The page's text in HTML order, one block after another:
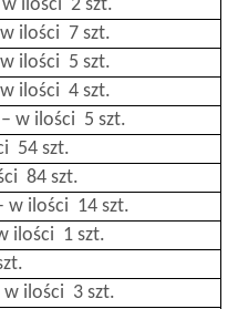
ilości 2 szt.
ilości 7 szt.
ilości 5 szt.
ilości 4 szt.
w ilości 5 szt.
54 szt.
84 szt.
w ilości 14 szt.
ilości 1 szt.
w ilości 3 szt.